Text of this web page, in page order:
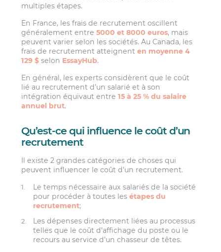
multiples étapes.
En France, les frais de recrutement oscillent
généralement entre5000 et 8000 euros, mais
peuvent varier selon les sociétés. Au Canada, les
frais de recrutement atteignenten moyenne 4
129 $ selon EssayHub.
En général, les experts considèrent que le coût
lié au recrutement d’un salarié et à son
intégration équivaut entre15 à 25 % du salaire
annuel brut.
Qu’est-ce qui influence le coût d’un
recrutement
Il existe 2 grandes catégories de choses qui
peuvent influencer le coût d’un recrutement.
Le temps nécessaire aux salariés de la société
pour procéder à toutes lesétapes du
recrutement;
Les dépenses directement liées au processus
telles que le coût d’affichage du poste ou le
recours au service d’un chasseur de têtes.